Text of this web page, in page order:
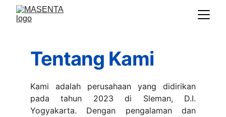
Tentang Kami
Kami adalah perusahaan yang didirikan
pada tahun 2023 di Sleman, D.I.
Yogyakarta. Dengan pengalaman dan